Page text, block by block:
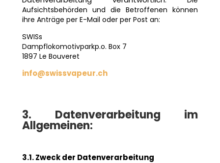
Aufsichtsbehörden und die Betroffenen können
ihre Anträge per E-Mail oder per Post an:
SWISs
Dampflokomotivparkp.o. Box 7
1897 Le Bouveret
info@swissvapeur.ch
3. Datenverarbeitung im
Allgemeinen:
3.1. Zweck der Datenverarbeitung